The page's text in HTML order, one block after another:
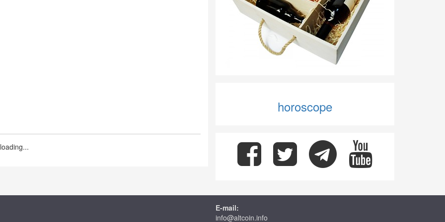
loading...
horoscope
E-mail:
info@altcoin.info